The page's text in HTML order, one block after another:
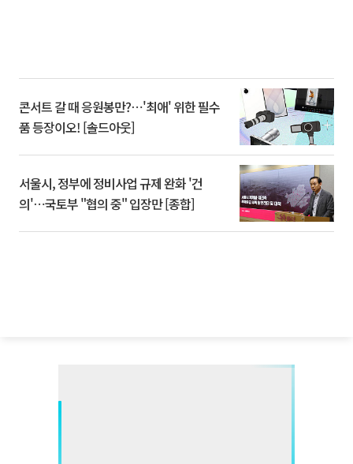
콘서트 갈 때 응원봉만?⋯'최애' 위한 필수
품 등장이오! [솔드아웃]
서울시, 정부에 정비사업 규제 완화 '건
의'⋯국토부 "협의 중" 입장만 [종합]